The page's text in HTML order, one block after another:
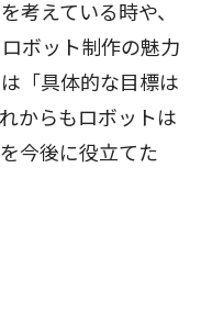
考えている時や、
ボット制作の魅力
「具体的な目標は
からもロボットは
今後に役立てた